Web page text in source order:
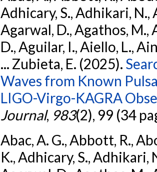
Adhicary, S., Adhikari, N.,
Agarwal, D., Agathos, M.,
D., Aguilar, I., Aiello, L.,
... Zubieta, E. (2025).
Waves from Known
LIGO-Virgo-KAGRA
Journal, 983(2), 99 (34
Abac, A. G., Abbott, R.,
K., Adhicary, S., Adhikari,